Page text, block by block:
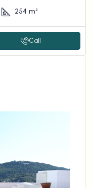
254 m²
Call